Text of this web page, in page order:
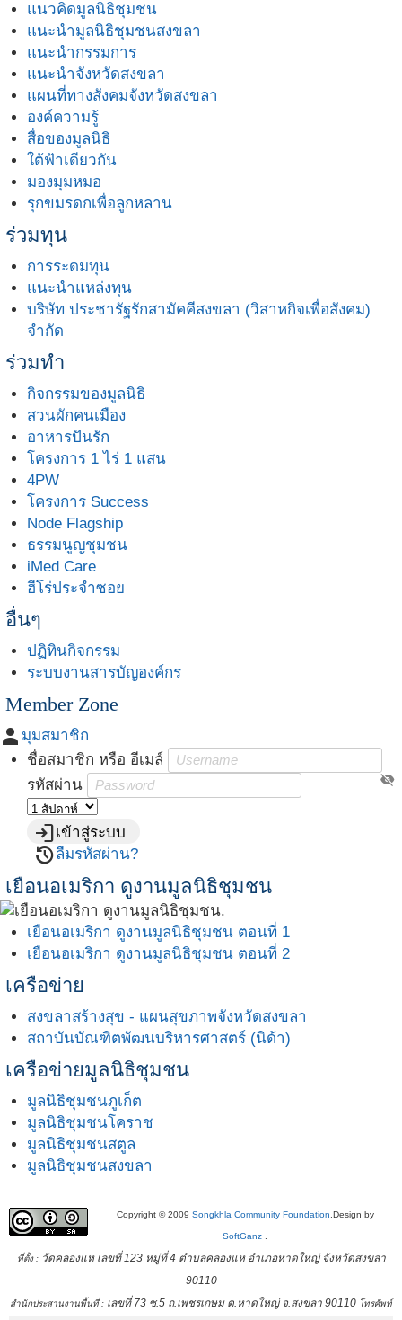
แนวคิดมูลนิธิชุมชน
แนะนำมูลนิธิชุมชนสงขลา
แนะนำกรรมการ
แนะนำจังหวัดสงขลา
แผนที่ทางสังคมจังหวัดสงขลา
องค์ความรู้
สื่อของมูลนิธิ
ใต้ฟ้าเดียวกัน
มองมุมหมอ
รุกขมรดกเพื่อลูกหลาน
ร่วมทุน
การระดมทุน
แนะนำแหล่งทุน
บริษัท ประชารัฐรักสามัคคีสงขลา (วิสาหกิจเพื่อสังคม)
จำกัด
ร่วมทำ
กิจกรรมของมูลนิธิ
สวนผักคนเมือง
อาหารปันรัก
โครงการ 1 ไร่ 1 แสน
4PW
โครงการ Success
Node Flagship
ธรรมนูญชุมชน
iMed Care
ฮีโร่ประจำซอย
อื่นๆ
ปฏิทินกิจกรรม
ระบบงานสารบัญองค์กร
Member Zone
person มุมสมาชิก
ชื่อสมาชิก หรือ อีเมล์
รหัสผ่าน
visibility_off
loginเข้าสู่ระบบ
restoreลืมรหัสผ่าน?
เยือนอเมริกา ดูงานมูลนิธิชุมชน
เยือนอเมริกา ดูงานมูลนิธิชุมชน ตอนที่ 1
เยือนอเมริกา ดูงานมูลนิธิชุมชน ตอนที่ 2
เครือข่าย
สงขลาสร้างสุข - แผนสุขภาพจังหวัดสงขลา
สถาบันบัณฑิตพัฒนบริหารศาสตร์ (นิด้า)
เครือข่ายมูลนิธิชุมชน
มูลนิธิชุมชนภูเก็ต
มูลนิธิชุมชนโคราช
มูลนิธิชุมชนสตูล
มูลนิธิชุมชนสงขลา
Copyright © 2009 Songkhla Community Foundation .Design by
SoftGanz
ที่ตั้ง : วัดคลองแห เลขที่ 123 หมู่ที่ 4 ตำบลคลองแห อำเภอหาดใหญ่ จังหวัดสงขลา
90110
สำนักประสานงานพื้นที่ : เลขที่ 73 ซ.5 ถ.เพชรเกษม ต.หาดใหญ่ จ.สงขลา 90110 โทรศัพท์